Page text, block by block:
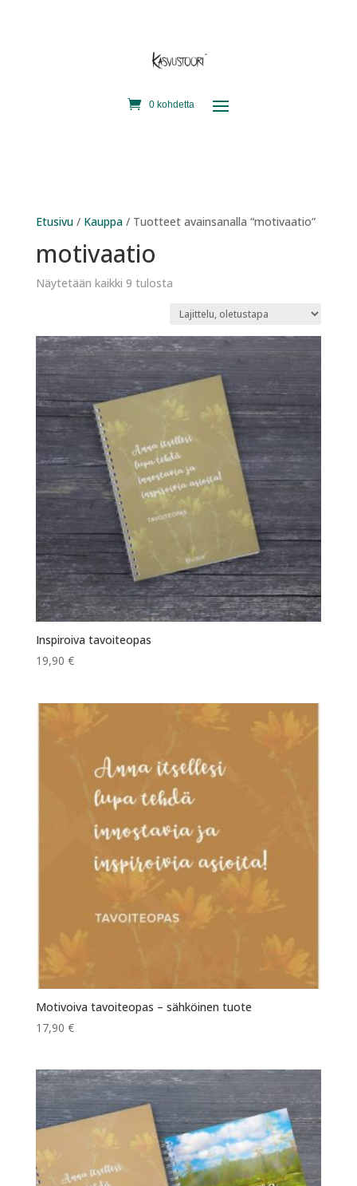
0 kohdetta
Etusivu/ Kauppa/ Tuotteet avainsanalla “motivaatio”
motivaatio
Näytetään kaikki 9 tulosta
Inspiroiva tavoiteopas
19,90 €
Motivoiva tavoiteopas – sähköinen tuote
17,90 €